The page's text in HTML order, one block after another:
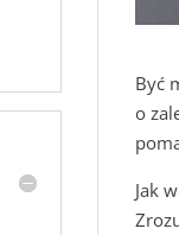
Być
o
Jak